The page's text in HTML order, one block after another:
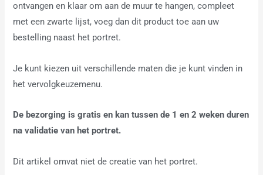
ontvangen en klaar om aan de muur te hangen, compleet
met een zwarte lijst, voeg dan dit product toe aan uw
bestelling naast het portret.
Je kunt kiezen uit verschillende maten die je kunt vinden in
het vervolgkeuzemenu.
De bezorging is gratis en kan tussen de 1 en 2 weken duren
na validatie van het portret.
Dit artikel omvat niet de creatie van het portret.